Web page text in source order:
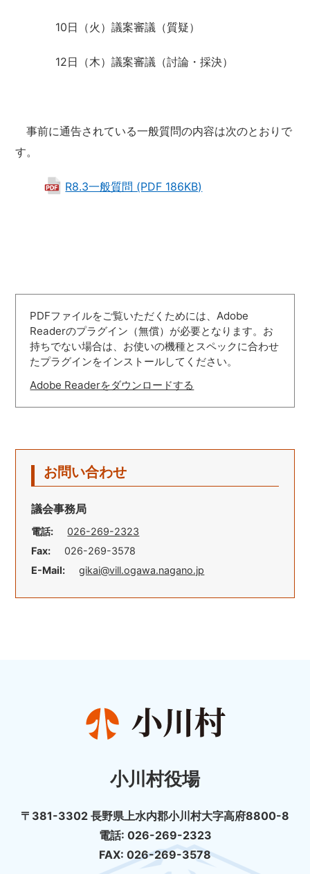
10日（火）議案審議（質疑）
12日（木）議案審議（討論・採決）
事前に通告されている一般質問の内容は次のとおりで
す。
R8.3一般質問 (PDF 186KB)
PDFファイルをご覧いただくためには、Adobe
Readerのプラグイン（無償）が必要となります。お
持ちでない場合は、お使いの機種とスペックに合わせ
たプラグインをインストールしてください。
Adobe Readerをダウンロードする
お問い合わせ
議会事務局
電話:
026-269-2323
Fax:
026-269-3578
E-Mail:
gikai@vill.ogawa.nagano.jp
小川村役場
〒381-3302 長野県上水内郡小川村大字高府8800-8
電話: 026-269-2323
FAX: 026-269-3578